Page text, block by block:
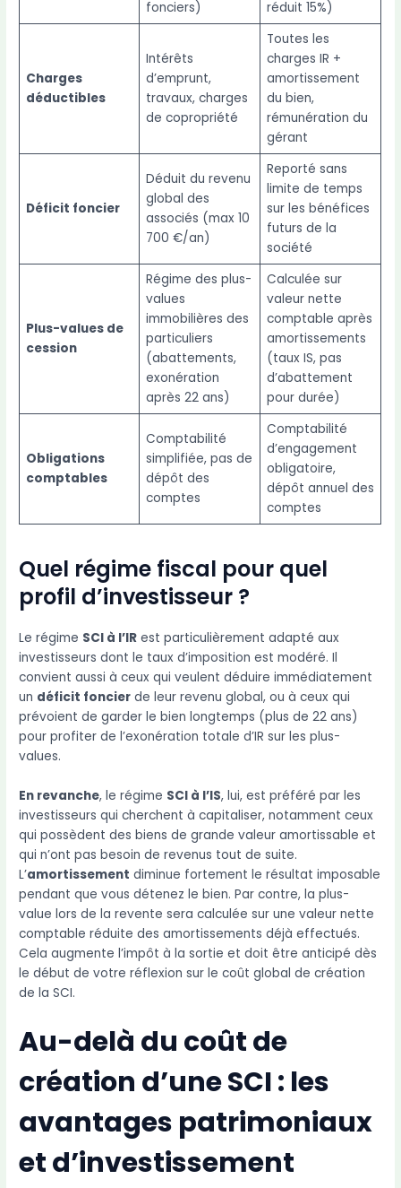
fonciers) réduit 15%)
Charges
déductibles
Intérêts
d’emprunt,
travaux, charges
de copropriété
Toutes les
charges IR +
amortissement
du bien,
rémunération du
gérant
Déficit foncier
Déduit du revenu
global des
associés (max 10
700 €/an)
Reporté sans
limite de temps
sur les bénéfices
futurs de la
société
Plus-values de
cession
Régime des plus-
values
immobilières des
particuliers
(abattements,
exonération
après 22 ans)
Calculée sur
valeur nette
comptable après
amortissements
(taux IS, pas
d’abattement
pour durée)
Obligations
comptables
Comptabilité
simplifiée, pas de
dépôt des
comptes
Comptabilité
d’engagement
obligatoire,
dépôt annuel des
comptes
Quel régime fiscal pour quel
profil d’investisseur ?
Le régime SCI à l’IR est particulièrement adapté aux
investisseurs dont le taux d’imposition est modéré. Il
convient aussi à ceux qui veulent déduire immédiatement
un déficit foncier de leur revenu global, ou à ceux qui
prévoient de garder le bien longtemps (plus de 22 ans)
pour profiter de l’exonération totale d’IR sur les plus-
values.
En revanche, le régime SCI à l’IS, lui, est préféré par les
investisseurs qui cherchent à capitaliser, notamment ceux
qui possèdent des biens de grande valeur amortissable et
qui n’ont pas besoin de revenus tout de suite.
L’amortissement diminue fortement le résultat imposable
pendant que vous détenez le bien. Par contre, la plus-
value lors de la revente sera calculée sur une valeur nette
comptable réduite des amortissements déjà effectués.
Cela augmente l’impôt à la sortie et doit être anticipé dès
le début de votre réflexion sur le coût global de création
de la SCI.
Au-delà du coût de
création d’une SCI : les
avantages patrimoniaux
et d’investissement